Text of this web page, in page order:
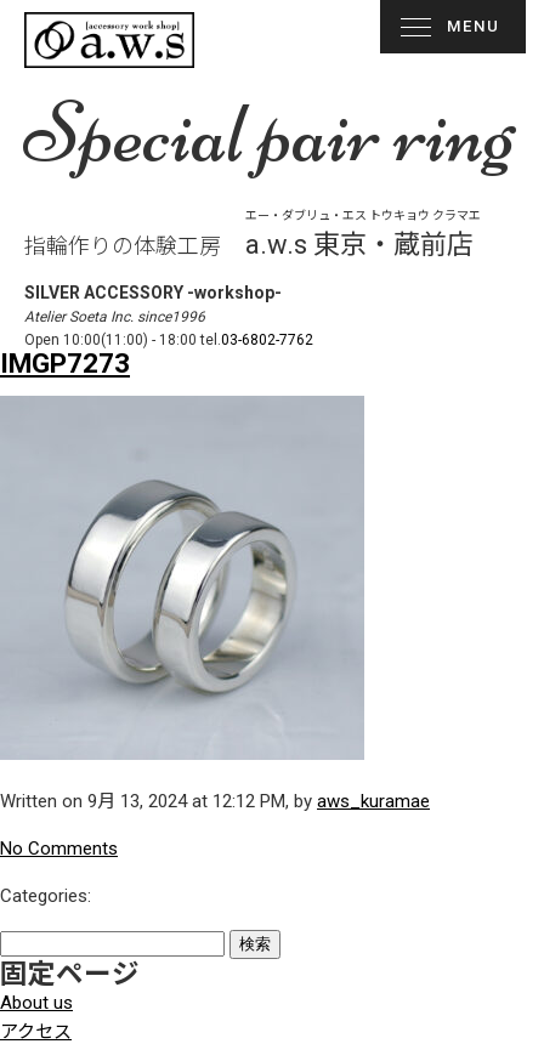
Special pair ring
指輪作りの体験工房
エー・ダブリュ・エス トウキョウ クラマエ
a.w.s 東京・蔵前店
SILVER ACCESSORY -workshop-
Atelier Soeta Inc. since1996
Open 10:00(11:00) - 18:00 tel.03-6802-7762
MENU
IMGP7273
Written on 9月 13, 2024 at 12:12 PM, by aws_kuramae
No Comments
Categories:
索:
固定ページ
About us
アクセス